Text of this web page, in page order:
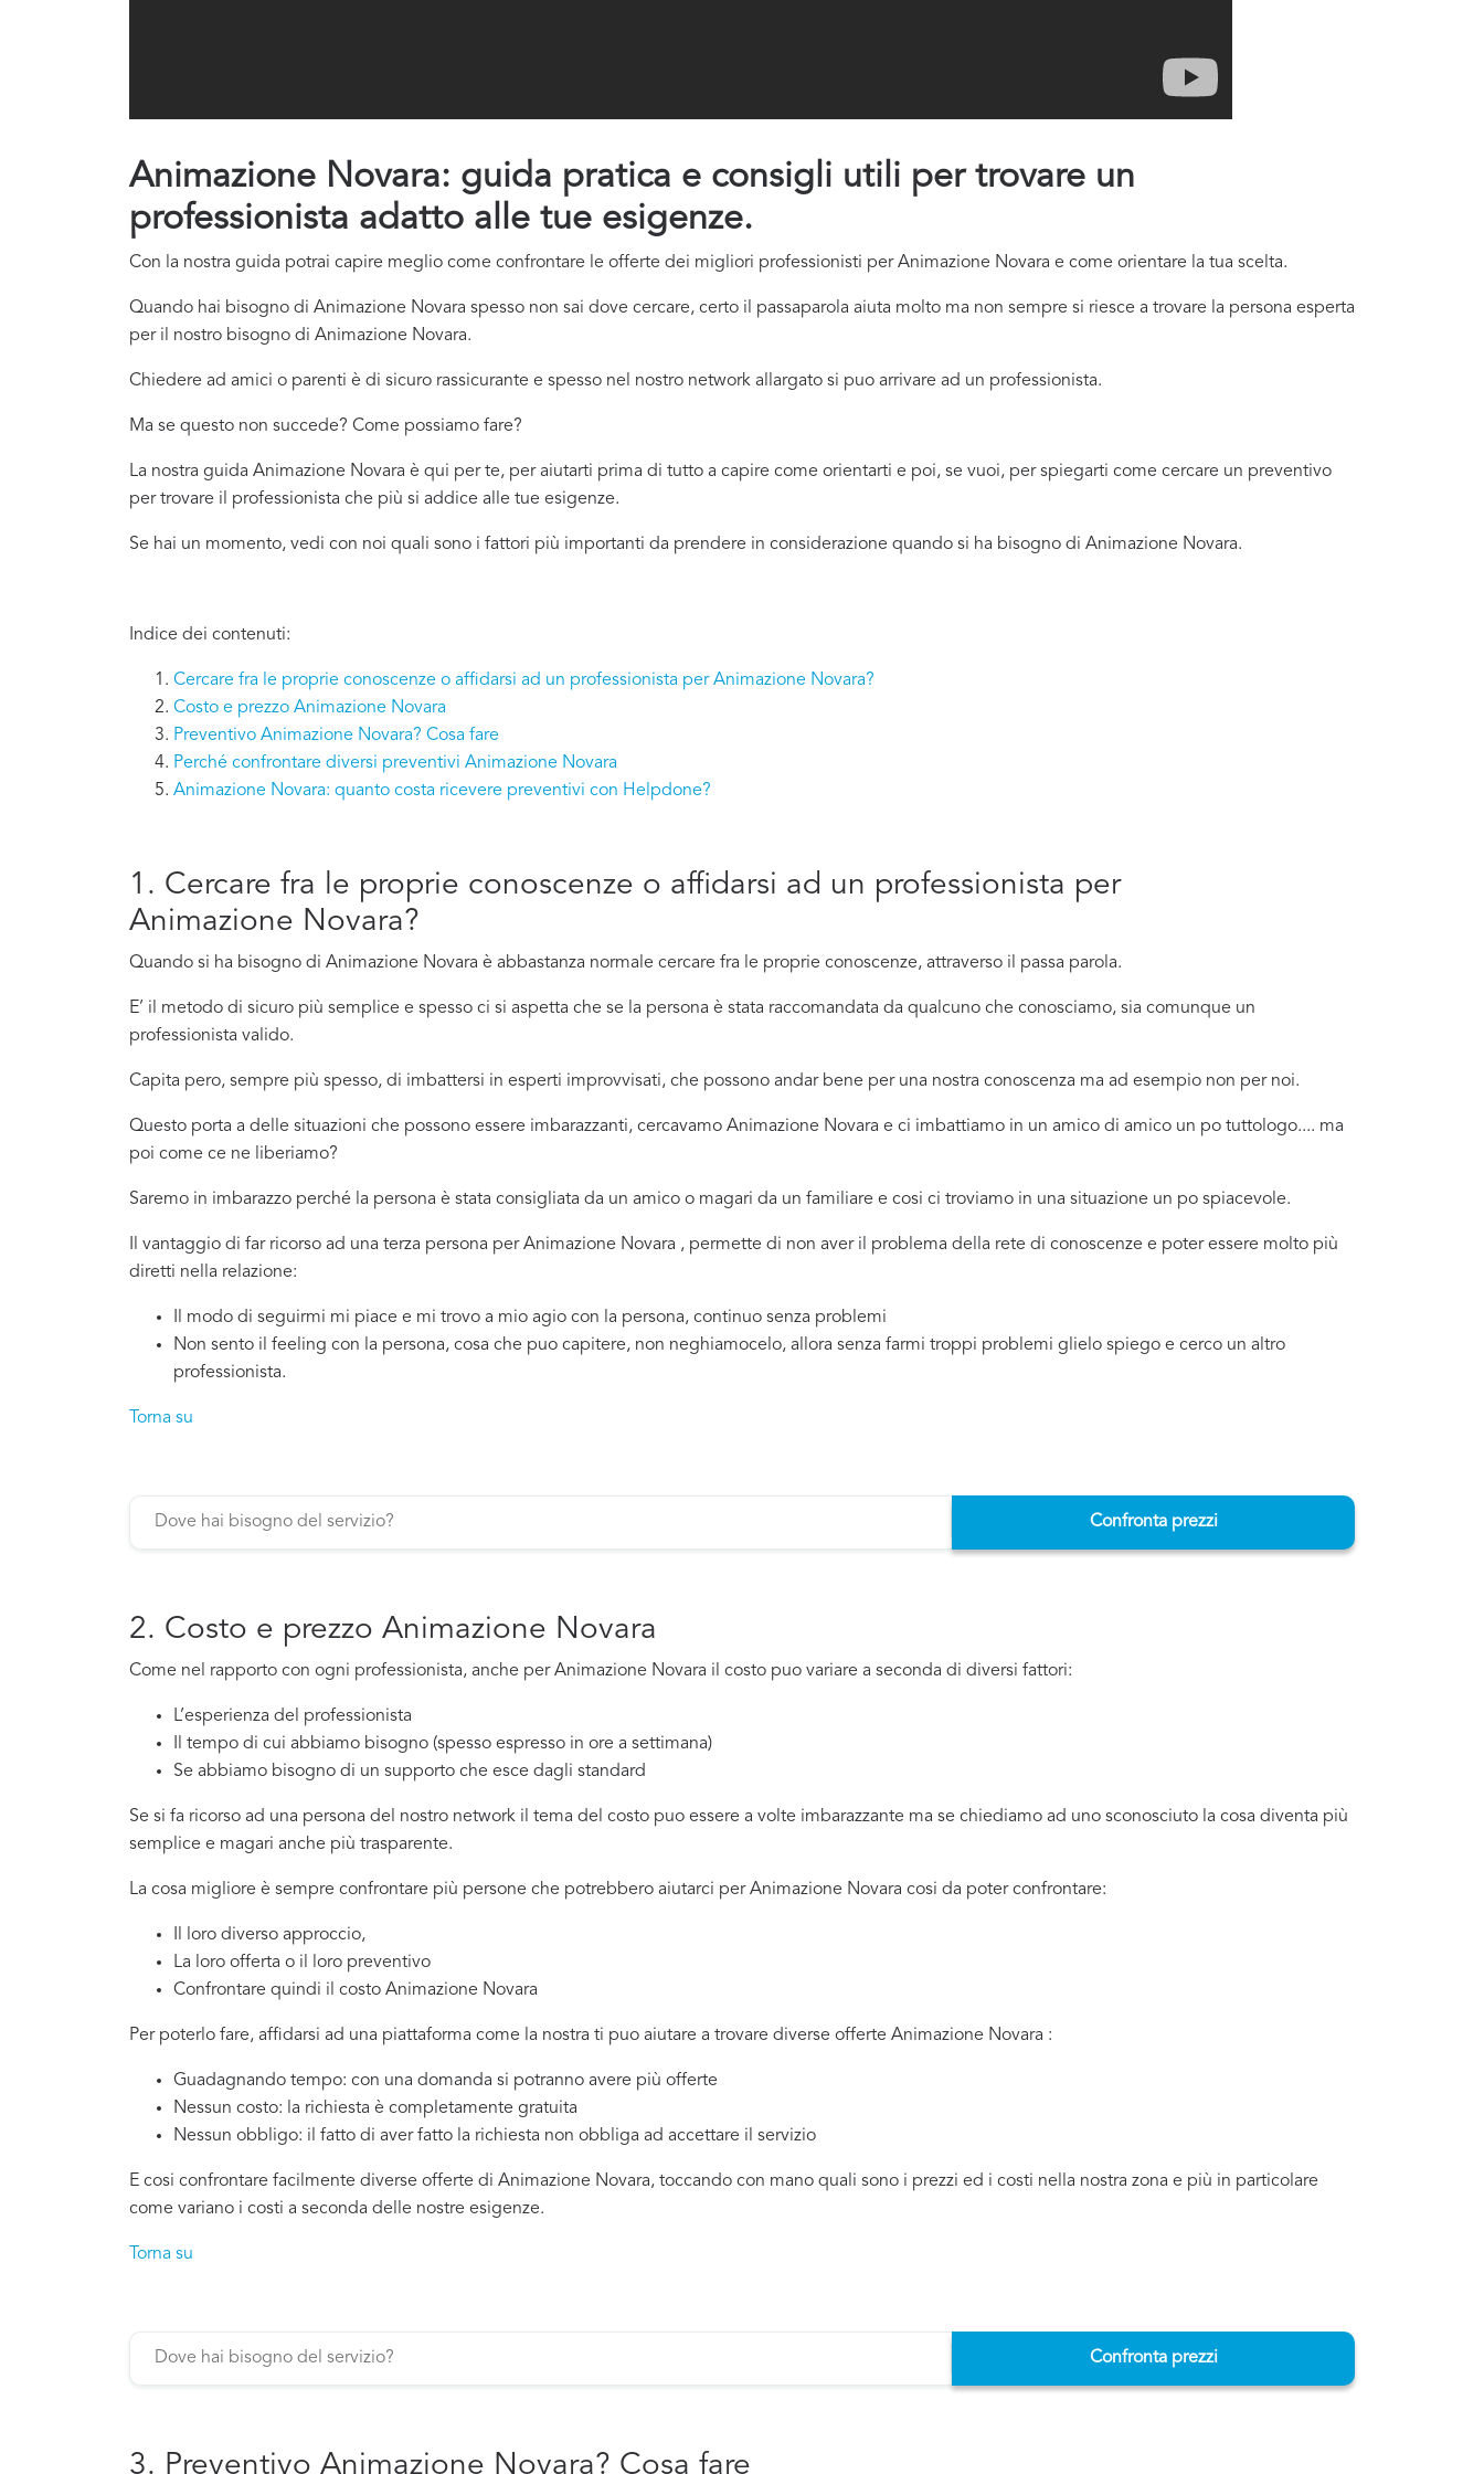
Animazione Novara: guida pratica e consigli utili per trovare un
professionista adatto alle tue esigenze.
Con la nostra guida potrai capire meglio come confrontare le offerte dei migliori professionisti per Animazione Novara e come orientare la tua scelta.
Quando hai bisogno di Animazione Novara spesso non sai dove cercare, certo il passaparola aiuta molto ma non sempre si riesce a trovare la persona esperta
per il nostro bisogno di Animazione Novara.
Chiedere ad amici o parenti è di sicuro rassicurante e spesso nel nostro network allargato si puo arrivare ad un professionista.
Ma se questo non succede? Come possiamo fare?
La nostra guida Animazione Novara è qui per te, per aiutarti prima di tutto a capire come orientarti e poi, se vuoi, per spiegarti come cercare un preventivo
per trovare il professionista che più si addice alle tue esigenze.
Se hai un momento, vedi con noi quali sono i fattori più importanti da prendere in considerazione quando si ha bisogno di Animazione Novara.
Indice dei contenuti:
Cercare fra le proprie conoscenze o affidarsi ad un professionista per Animazione Novara?
Costo e prezzo Animazione Novara
Preventivo Animazione Novara? Cosa fare
Perché confrontare diversi preventivi Animazione Novara
Animazione Novara: quanto costa ricevere preventivi con Helpdone?
1. Cercare fra le proprie conoscenze o affidarsi ad un professionista per
Animazione Novara?
Quando si ha bisogno di Animazione Novara è abbastanza normale cercare fra le proprie conoscenze, attraverso il passa parola.
E’ il metodo di sicuro più semplice e spesso ci si aspetta che se la persona è stata raccomandata da qualcuno che conosciamo, sia comunque un
professionista valido.
Capita pero, sempre più spesso, di imbattersi in esperti improvvisati, che possono andar bene per una nostra conoscenza ma ad esempio non per noi.
Questo porta a delle situazioni che possono essere imbarazzanti, cercavamo Animazione Novara e ci imbattiamo in un amico di amico un po tuttologo.... ma
poi come ce ne liberiamo?
Saremo in imbarazzo perché la persona è stata consigliata da un amico o magari da un familiare e cosi ci troviamo in una situazione un po spiacevole.
Il vantaggio di far ricorso ad una terza persona per Animazione Novara , permette di non aver il problema della rete di conoscenze e poter essere molto più
diretti nella relazione:
Il modo di seguirmi mi piace e mi trovo a mio agio con la persona, continuo senza problemi
Non sento il feeling con la persona, cosa che puo capitere, non neghiamocelo, allora senza farmi troppi problemi glielo spiego e cerco un altro
professionista.
Torna su
Confronta prezzi
2. Costo e prezzo Animazione Novara
Come nel rapporto con ogni professionista, anche per Animazione Novara il costo puo variare a seconda di diversi fattori:
L’esperienza del professionista
Il tempo di cui abbiamo bisogno (spesso espresso in ore a settimana)
Se abbiamo bisogno di un supporto che esce dagli standard
Se si fa ricorso ad una persona del nostro network il tema del costo puo essere a volte imbarazzante ma se chiediamo ad uno sconosciuto la cosa diventa più
semplice e magari anche più trasparente.
La cosa migliore è sempre confrontare più persone che potrebbero aiutarci per Animazione Novara cosi da poter confrontare:
Il loro diverso approccio,
La loro offerta o il loro preventivo
Confrontare quindi il costo Animazione Novara
Per poterlo fare, affidarsi ad una piattaforma come la nostra ti puo aiutare a trovare diverse offerte Animazione Novara :
Guadagnando tempo: con una domanda si potranno avere più offerte
Nessun costo: la richiesta è completamente gratuita
Nessun obbligo: il fatto di aver fatto la richiesta non obbliga ad accettare il servizio
E cosi confrontare facilmente diverse offerte di Animazione Novara, toccando con mano quali sono i prezzi ed i costi nella nostra zona e più in particolare
come variano i costi a seconda delle nostre esigenze.
Torna su
Confronta prezzi
3. Preventivo Animazione Novara? Cosa fare